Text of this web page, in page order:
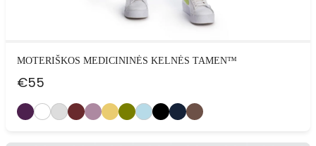
MOTERIŠKOS MEDICININĖS KELNĖS TAMEN™
€55